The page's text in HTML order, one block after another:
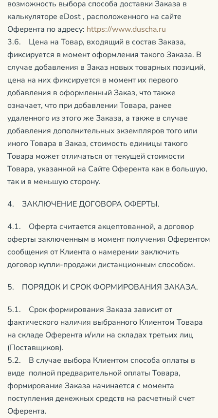
возможность выбора способа доставки Заказа в
калькуляторе eDost , расположенного на сайте
Оферента по адресу: https://www.duscha.ru
3.6. Цена на Товар, входящий в состав Заказа,
фиксируется в момент оформления такого Заказа. В
случае добавления в Заказ новых товарных позиций,
цена на них фиксируется в момент их первого
добавления в оформленный Заказ, что также
означает, что при добавлении Товара, ранее
удаленного из этого же Заказа, а также в случае
добавления дополнительных экземпляров того или
иного Товара в Заказ, стоимость единицы такого
Товара может отличаться от текущей стоимости
Товара, указанной на Сайте Оферента как в большую,
так и в меньшую сторону.
4. ЗАКЛЮЧЕНИЕ ДОГОВОРА ОФЕРТЫ.
4.1. Оферта считается акцептованной, а договор
оферты заключенным в момент получения Оферентом
сообщения от Клиента о намерении заключить
договор купли-продажи дистанционным способом.
5. ПОРЯДОК И СРОК ФОРМИРОВАНИЯ ЗАКАЗА.
5.1. Срок формирования Заказа зависит от
фактического наличия выбранного Клиентом Товара
на складе Оферента и/или на складах третьих лиц
(Поставщиков).
5.2. В случае выбора Клиентом способа оплаты в
виде полной предварительной оплаты Товара,
формирование Заказа начинается с момента
поступления денежных средств на расчетный счет
Оферента.